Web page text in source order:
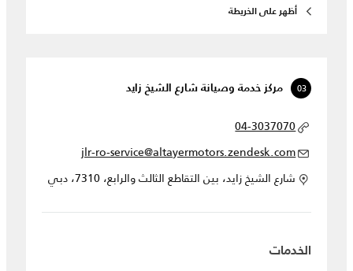
أظهر على الخريطة
03 مركز خدمة وصيانة شارع الشيخ زايد
04-3037070
jlr-ro-service@altayermotors.zendesk.com
شارع الشيخ زايد، بين التقاطع الثالث والرابع، 7310، دبي
الخدمات